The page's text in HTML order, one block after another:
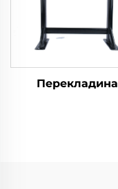
Перекладина